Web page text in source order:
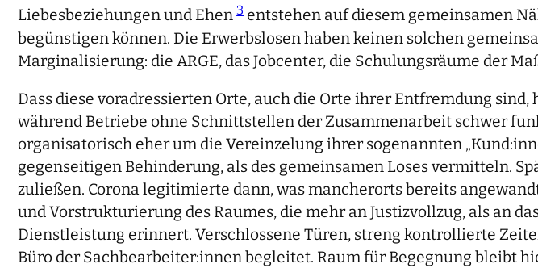
Liebesbeziehungen und Ehen3 entstehen auf diesem gemeinsamen
begünstigen können. Die Erwerbslosen haben keinen solchen
Marginalisierung: die ARGE, das Jobcenter, die Schulungsräume der
Dass diese voradressierten Orte, auch die Orte ihrer Entfremdung
während Betriebe ohne Schnittstellen der Zusammenarbeit schwer
organisatorisch eher um die Vereinzelung ihrer sogenannten
gegenseitigen Behinderung, als des gemeinsamen Loses vermitteln.
zuließen. Corona legitimierte dann, was mancherorts bereits
und Vorstrukturierung des Raumes, die mehr an Justizvollzug, als an
Dienstleistung erinnert. Verschlossene Türen, streng kontrollierte
Büro der Sachbearbeiter:innen begleitet. Raum für Begegnung bleibt